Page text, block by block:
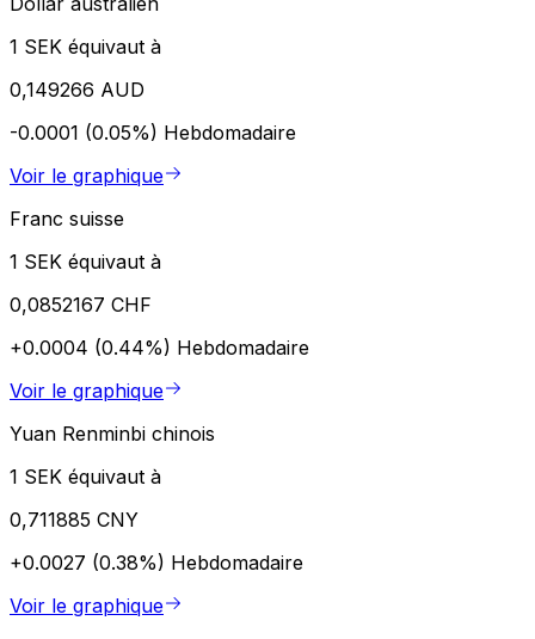
1 SEK équivaut à
0,149266 AUD
-0.0001 (0.05%) Hebdomadaire
Voir le graphique
Franc suisse
1 SEK équivaut à
0,0852167 CHF
+0.0004 (0.44%) Hebdomadaire
Voir le graphique
Yuan Renminbi chinois
1 SEK équivaut à
0,711885 CNY
+0.0027 (0.38%) Hebdomadaire
Voir le graphique